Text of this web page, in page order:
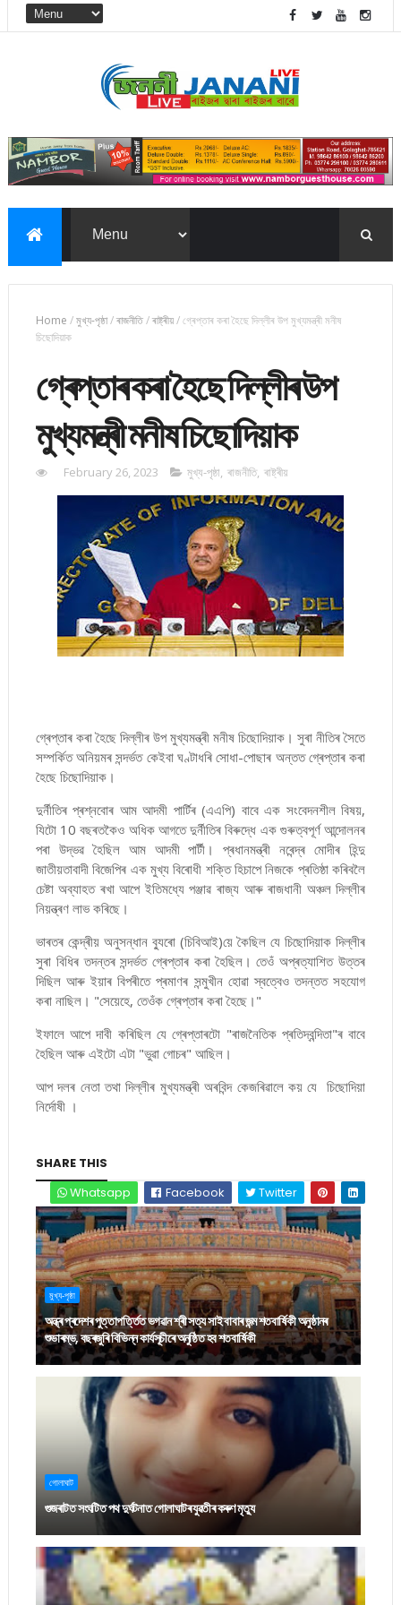
Home /মুখ্য-পৃষ্ঠা/ৰাজনীতি/ৰাষ্ট্ৰীয়/গ্ৰেপ্তাৰ কৰা হৈছে দিল্লীৰ উপ মুখ্যমন্ত্ৰী মনীষ
চিছোদিয়াক
গ্ৰেপ্তাৰ কৰা হৈছে দিল্লীৰ উপ
মুখ্যমন্ত্ৰী মনীষ চিছোদিয়াক
February 26, 2023 মুখ্য-পৃষ্ঠা ৰাজনীতি, ৰাষ্ট্ৰীয়
গ্ৰেপ্তাৰ কৰা হৈছে দিল্লীৰ উপ মুখ্যমন্ত্ৰী মনীষ চিছোদিয়াক। সুৰা নীতিৰ সৈতে
সম্পৰ্কিত অনিয়মৰ সন্দৰ্ভত কেইবা ঘণ্টাধৰি সোধা-পোছাৰ অন্তত গ্ৰেপ্তাৰ কৰা
হৈছে চিছোদিয়াক।
দুৰ্নীতিৰ প্ৰশ্নবোৰ আম আদমী পাৰ্টিৰ (এএপি) বাবে এক সংবেদনশীল বিষয়,
যিটো 10 বছৰতকৈও অধিক আগতে দুৰ্নীতিৰ বিৰুদ্ধে এক গুৰুত্বপূৰ্ণ আন্দোলনৰ
পৰা উদ্ভৱ হৈছিল আম আদমী পাৰ্টী। প্ৰধানমন্ত্ৰী নৰেন্দ্ৰ মোদীৰ হিন্দু
জাতীয়তাবাদী বিজেপিৰ এক মুখ্য বিৰোধী শক্তি হিচাপে নিজকে প্ৰতিষ্ঠা কৰিবলৈ
চেষ্টা অব্যাহত ৰখা আপে ইতিমধ্যে পঞ্জাৱ ৰাজ্য আৰু ৰাজধানী অঞ্চল দিল্লীৰ
নিয়ন্ত্ৰণ লাভ কৰিছে।
ভাৰতৰ কেন্দ্ৰীয় অনুসন্ধান ব্যুৰো (চিবিআই)য়ে কৈছিল যে চিছোদিয়াক দিল্লীৰ
সুৰা বিধিৰ তদন্তৰ সন্দৰ্ভত গ্ৰেপ্তাৰ কৰা হৈছিল। তেওঁ অপ্ৰত্যাশিত উত্তৰ
দিছিল আৰু ইয়াৰ বিপৰীতে প্ৰমাণৰ সন্মুখীন হোৱা স্বত্বেও তদন্তত সহযোগ
কৰা নাছিল। "সেয়েহে, তেওঁক গ্ৰেপ্তাৰ কৰা হৈছে।"
ইফালে আপে দাবী কৰিছিল যে গ্ৰেপ্তাৰটো "ৰাজনৈতিক প্ৰতিদ্বন্দিতা"ৰ বাবে
হৈছিল আৰু এইটো এটা "ভুৱা গোচৰ" আছিল।
আপ দলৰ নেতা তথা দিল্লীৰ মুখ্যমন্ত্ৰী অৰবিন্দ কেজৰিৱালে কয় যে চিছোদিয়া
নিৰ্দোষী ।
SHARE THIS
Whatsapp
Facebook Twitter
মুখ্য-পৃষ্ঠা
অন্ধ্ৰ প্ৰদেশৰ পুত্তাপৰ্ত্তিত ভগৱান শ্ৰী সত্য সাই বাবাৰ জন্ম শতবাৰ্ষিকী অনুষ্ঠানৰ
শুভাৰম্ভ, বছৰজুৰি বিভিন্ন কাৰ্যসূচীৰে অনুষ্ঠিত হব শতবাৰ্ষিকী
গোলাঘাট
গুজৰাটত সংঘটিত পথ দুৰ্ঘটনাত গোলাঘাটৰ যুৱতীৰ কৰুণ মৃত্যু